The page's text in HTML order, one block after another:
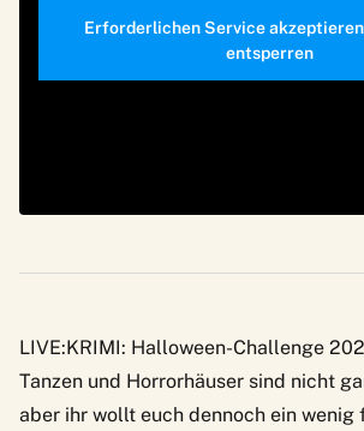
Erforderlichen Service
entsperren
LIVE:KRIMI: Halloween-Challenge
Tanzen und Horrorhäuser sind nicht
aber ihr wollt euch dennoch ein wenig